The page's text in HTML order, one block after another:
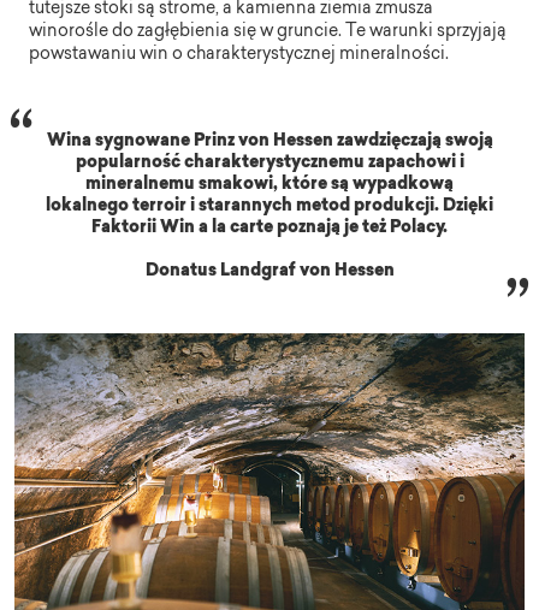
tutejsze stoki są strome, a kamienna ziemia zmusza
winorośle do zagłębienia się w gruncie. Te warunki sprzyjają
powstawaniu win o charakterystycznej mineralności.
Wina sygnowane Prinz von Hessen zawdzięczają swoją
popularność charakterystycznemu zapachowi i
mineralnemu smakowi, które są wypadkową
lokalnego terroir i starannych metod produkcji. Dzięki
Faktorii Win a la carte poznają je też Polacy.
Donatus Landgraf von Hessen